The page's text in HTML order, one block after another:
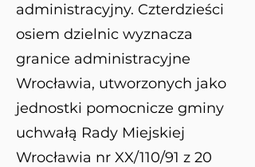
administracyjny. Czterdzieści
osiem dzielnic wyznacza
granice administracyjne
Wrocławia, utworzonych jako
jednostki pomocnicze gminy
uchwałą Rady Miejskiej
Wrocławia nr XX/110/91 z 20